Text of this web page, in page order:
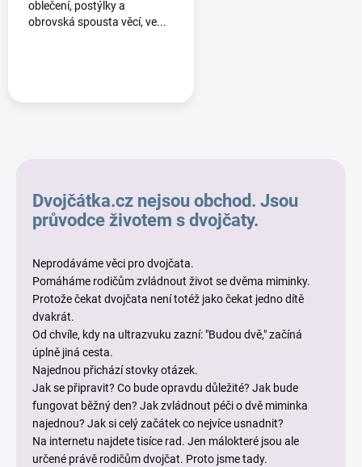
oblečení, postýlky a
obrovská spousta věcí, ve...
Dvojčátka.cz nejsou obchod. Jsou
průvodce životem s dvojčaty.
Neprodáváme věci pro dvojčata.
Pomáháme rodičům zvládnout život se dvěma miminky.
Protože čekat dvojčata není totéž jako čekat jedno dítě
dvakrát.
Od chvíle, kdy na ultrazvuku zazní: "Budou dvě," začíná
úplně jiná cesta.
Najednou přichází stovky otázek.
Jak se připravit? Co bude opravdu důležité? Jak bude
fungovat běžný den? Jak zvládnout péči o dvě miminka
najednou? Jak si celý začátek co nejvíce usnadnit?
Na internetu najdete tisíce rad. Jen málokteré jsou ale
určené právě rodičům dvojčat. Proto jsme tady.